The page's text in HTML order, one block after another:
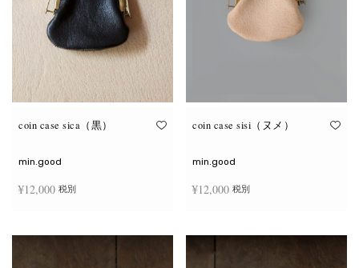
coin case sica（黒）
min.good
¥12,000 税別
coin case sisi（ヌメ）
min.good
¥12,000 税別